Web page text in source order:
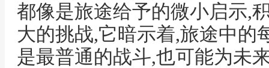
都像是旅途给予的微小启示,
大的挑战,它暗示着,旅途中的
是最普通的战斗,也可能为未